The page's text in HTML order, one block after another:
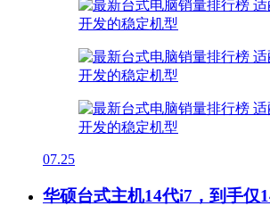
07.25
华硕台式主机14代i7，到手仅